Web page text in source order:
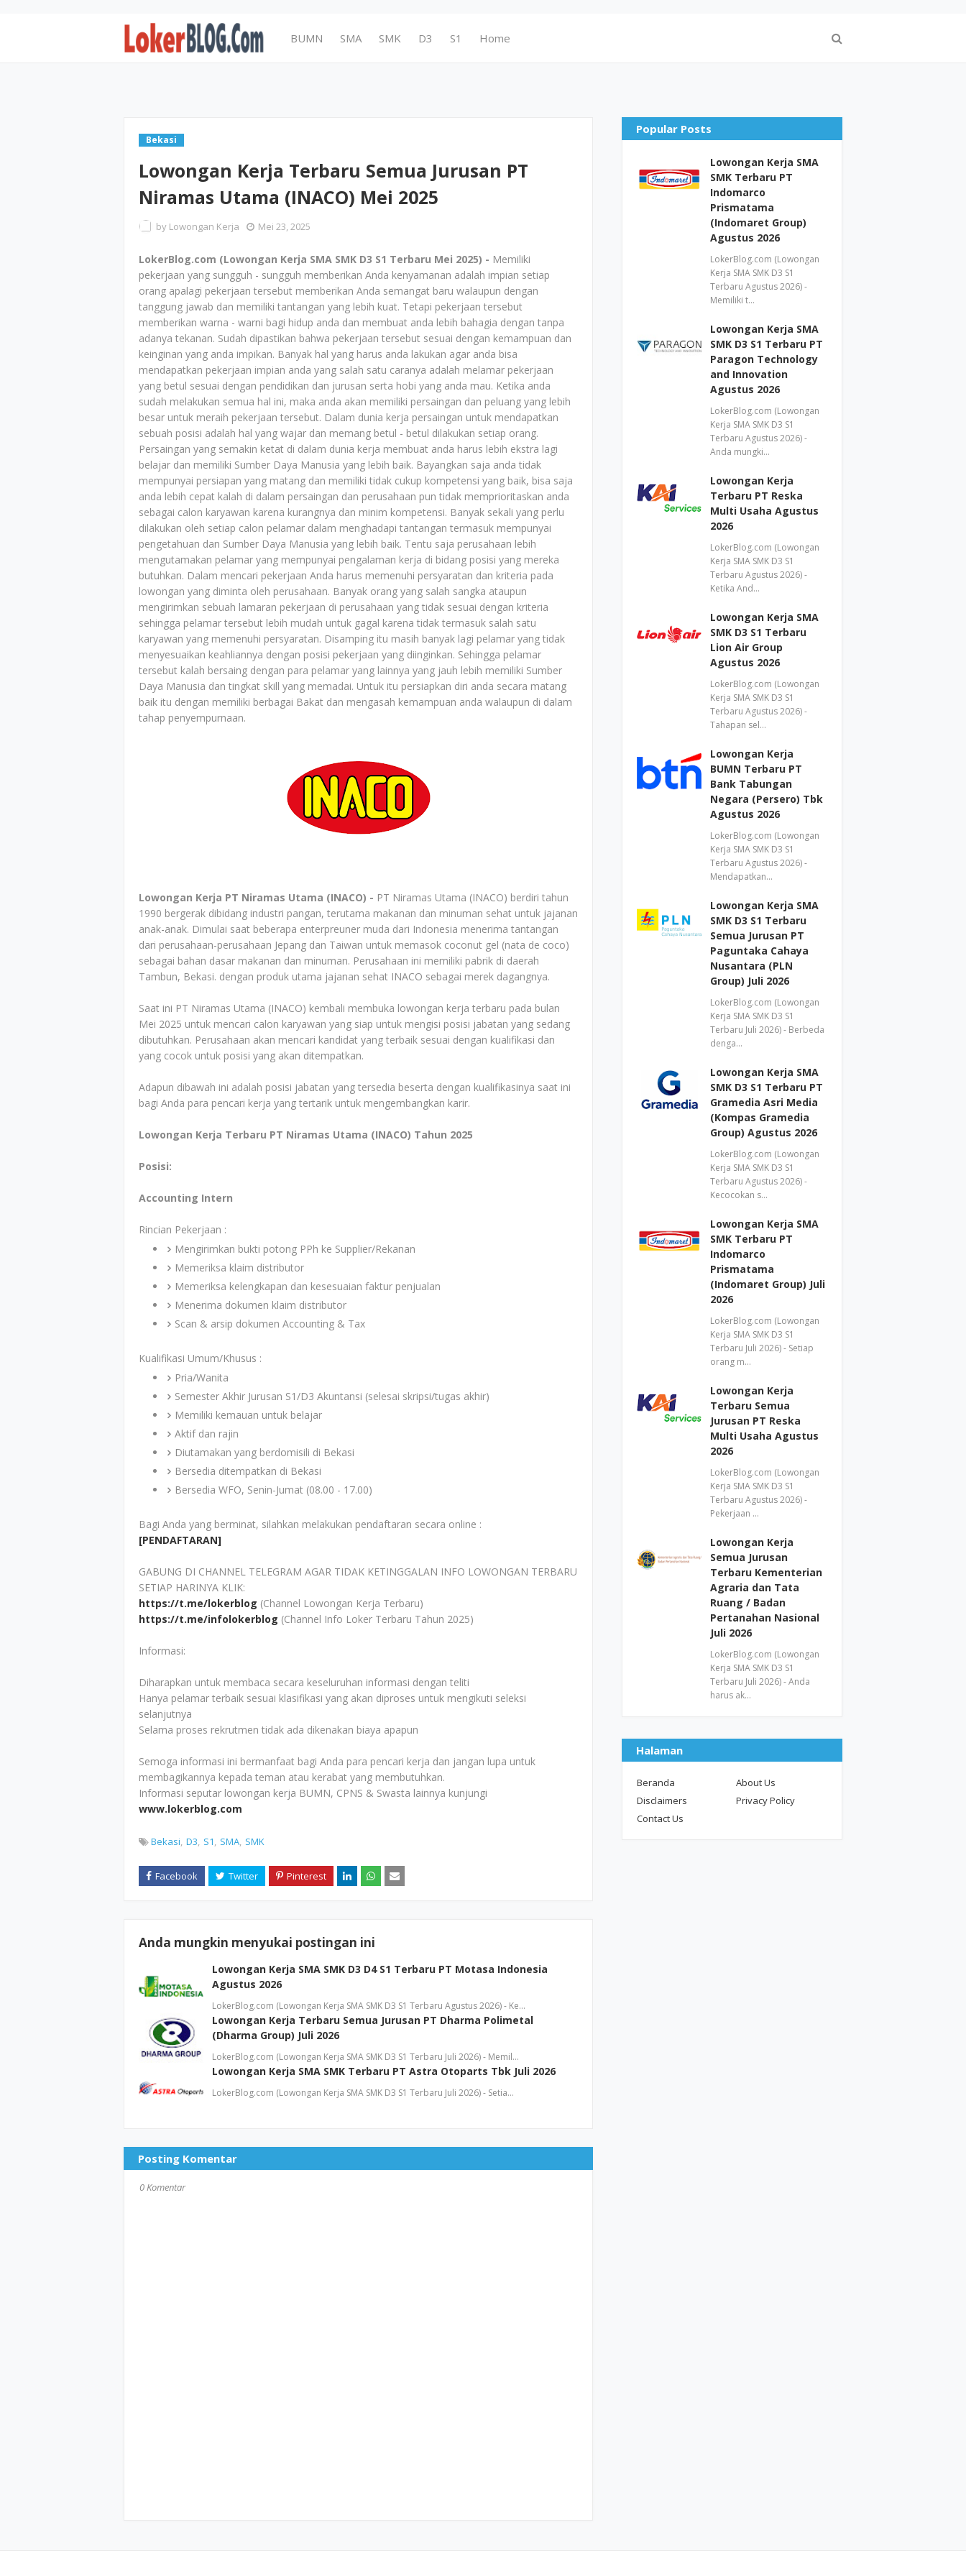
BUMN SMA SMK D3 S1 Home
Bekasi
Lowongan Kerja Terbaru Semua Jurusan PT
Niramas Utama (INACO) Mei 2025
by Lowongan Kerja Mei 23, 2025
LokerBlog.com (Lowongan Kerja SMA SMK D3 S1 Terbaru Mei 2025) - Memiliki
pekerjaan yang sungguh - sungguh memberikan Anda kenyamanan adalah impian setiap
orang apalagi pekerjaan tersebut memberikan Anda semangat baru walaupun dengan
tanggung jawab dan memiliki tantangan yang lebih kuat. Tetapi pekerjaan tersebut
memberikan warna - warni bagi hidup anda dan membuat anda lebih bahagia dengan tanpa
adanya tekanan. Sudah dipastikan bahwa pekerjaan tersebut sesuai dengan kemampuan dan
keinginan yang anda impikan. Banyak hal yang harus anda lakukan agar anda bisa
mendapatkan pekerjaan impian anda yang salah satu caranya adalah melamar pekerjaan
yang betul sesuai dengan pendidikan dan jurusan serta hobi yang anda mau. Ketika anda
sudah melakukan semua hal ini, maka anda akan memiliki persaingan dan peluang yang lebih
besar untuk meraih pekerjaan tersebut. Dalam dunia kerja persaingan untuk mendapatkan
sebuah posisi adalah hal yang wajar dan memang betul - betul dilakukan setiap orang.
Persaingan yang semakin ketat di dalam dunia kerja membuat anda harus lebih ekstra lagi
belajar dan memiliki Sumber Daya Manusia yang lebih baik. Bayangkan saja anda tidak
mempunyai persiapan yang matang dan memiliki tidak cukup kompetensi yang baik, bisa saja
anda lebih cepat kalah di dalam persaingan dan perusahaan pun tidak memprioritaskan anda
sebagai calon karyawan karena kurangnya dan minim kompetensi. Banyak sekali yang perlu
dilakukan oleh setiap calon pelamar dalam menghadapi tantangan termasuk mempunyai
pengetahuan dan Sumber Daya Manusia yang lebih baik. Tentu saja perusahaan lebih
mengutamakan pelamar yang mempunyai pengalaman kerja di bidang posisi yang mereka
butuhkan. Dalam mencari pekerjaan Anda harus memenuhi persyaratan dan kriteria pada
lowongan yang diminta oleh perusahaan. Banyak orang yang salah sangka ataupun
mengirimkan sebuah lamaran pekerjaan di perusahaan yang tidak sesuai dengan kriteria
sehingga pelamar tersebut lebih mudah untuk gagal karena tidak termasuk salah satu
karyawan yang memenuhi persyaratan. Disamping itu masih banyak lagi pelamar yang tidak
menyesuaikan keahliannya dengan posisi pekerjaan yang diinginkan. Sehingga pelamar
tersebut kalah bersaing dengan para pelamar yang lainnya yang jauh lebih memiliki Sumber
Daya Manusia dan tingkat skill yang memadai. Untuk itu persiapkan diri anda secara matang
baik itu dengan memiliki berbagai Bakat dan mengasah kemampuan anda walaupun di dalam
tahap penyempurnaan.
Lowongan Kerja PT Niramas Utama (INACO) - PT Niramas Utama (INACO) berdiri tahun
1990 bergerak dibidang industri pangan, terutama makanan dan minuman sehat untuk jajanan
anak-anak. Dimulai saat beberapa enterpreuner muda dari Indonesia menerima tantangan
dari perusahaan-perusahaan Jepang dan Taiwan untuk memasok coconut gel (nata de coco)
sebagai bahan dasar makanan dan minuman. Perusahaan ini memiliki pabrik di daerah
Tambun, Bekasi. dengan produk utama jajanan sehat INACO sebagai merek dagangnya.
Saat ini PT Niramas Utama (INACO) kembali membuka lowongan kerja terbaru pada bulan
Mei 2025 untuk mencari calon karyawan yang siap untuk mengisi posisi jabatan yang sedang
dibutuhkan. Perusahaan akan mencari kandidat yang terbaik sesuai dengan kualifikasi dan
yang cocok untuk posisi yang akan ditempatkan.
Adapun dibawah ini adalah posisi jabatan yang tersedia beserta dengan kualifikasinya saat ini
bagi Anda para pencari kerja yang tertarik untuk mengembangkan karir.
Lowongan Kerja Terbaru PT Niramas Utama (INACO) Tahun 2025
Posisi:
Accounting Intern
Rincian Pekerjaan :
Mengirimkan bukti potong PPh ke Supplier/Rekanan
Memeriksa klaim distributor
Memeriksa kelengkapan dan kesesuaian faktur penjualan
Menerima dokumen klaim distributor
Scan & arsip dokumen Accounting & Tax
Kualifikasi Umum/Khusus :
Pria/Wanita
Semester Akhir Jurusan S1/D3 Akuntansi (selesai skripsi/tugas akhir)
Memiliki kemauan untuk belajar
Aktif dan rajin
Diutamakan yang berdomisili di Bekasi
Bersedia ditempatkan di Bekasi
Bersedia WFO, Senin-Jumat (08.00 - 17.00)
Bagi Anda yang berminat, silahkan melakukan pendaftaran secara online :
[PENDAFTARAN]
GABUNG DI CHANNEL TELEGRAM AGAR TIDAK KETINGGALAN INFO LOWONGAN TERBARU
SETIAP HARINYA KLIK:
https://t.me/lokerblog (Channel Lowongan Kerja Terbaru)
https://t.me/infolokerblog (Channel Info Loker Terbaru Tahun 2025)
Informasi:
Diharapkan untuk membaca secara keseluruhan informasi dengan teliti
Hanya pelamar terbaik sesuai klasifikasi yang akan diproses untuk mengikuti seleksi
selanjutnya
Selama proses rekrutmen tidak ada dikenakan biaya apapun
Semoga informasi ini bermanfaat bagi Anda para pencari kerja dan jangan lupa untuk
membagikannya kepada teman atau kerabat yang membutuhkan.
Informasi seputar lowongan kerja BUMN, CPNS & Swasta lainnya kunjungi
www.lokerblog.com
Bekasi D3 S1 SMA SMK
Anda mungkin menyukai postingan ini
Lowongan Kerja SMA SMK D3 D4 S1 Terbaru PT Motasa Indonesia
Agustus 2026
LokerBlog.com (Lowongan Kerja SMA SMK D3 S1 Terbaru Agustus 2026) - Ke…
Lowongan Kerja Terbaru Semua Jurusan PT Dharma Polimetal
(Dharma Group) Juli 2026
LokerBlog.com (Lowongan Kerja SMA SMK D3 S1 Terbaru Juli 2026) - Memil…
Lowongan Kerja SMA SMK Terbaru PT Astra Otoparts Tbk Juli 2026
LokerBlog.com (Lowongan Kerja SMA SMK D3 S1 Terbaru Juli 2026) - Setia…
Posting Komentar
0 Komentar
Popular Posts
Lowongan Kerja SMA
SMK Terbaru PT
Indomarco
Prismatama
(Indomaret Group)
Agustus 2026
LokerBlog.com (Lowongan
Kerja SMA SMK D3 S1
Terbaru Agustus 2026) -
Memiliki t…
Lowongan Kerja SMA
SMK D3 S1 Terbaru PT
Paragon Technology
and Innovation
Agustus 2026
LokerBlog.com (Lowongan
Kerja SMA SMK D3 S1
Terbaru Agustus 2026) -
Anda mungki…
Lowongan Kerja
Terbaru PT Reska
Multi Usaha Agustus
2026
LokerBlog.com (Lowongan
Kerja SMA SMK D3 S1
Terbaru Agustus 2026) -
Ketika And…
Lowongan Kerja SMA
SMK D3 S1 Terbaru
Lion Air Group
Agustus 2026
LokerBlog.com (Lowongan
Kerja SMA SMK D3 S1
Terbaru Agustus 2026) -
Tahapan sel…
Lowongan Kerja
BUMN Terbaru PT
Bank Tabungan
Negara (Persero) Tbk
Agustus 2026
LokerBlog.com (Lowongan
Kerja SMA SMK D3 S1
Terbaru Agustus 2026) -
Mendapatkan…
Lowongan Kerja SMA
SMK D3 S1 Terbaru
Semua Jurusan PT
Paguntaka Cahaya
Nusantara (PLN
Group) Juli 2026
LokerBlog.com (Lowongan
Kerja SMA SMK D3 S1
Terbaru Juli 2026) - Berbeda
denga…
Lowongan Kerja SMA
SMK D3 S1 Terbaru PT
Gramedia Asri Media
(Kompas Gramedia
Group) Agustus 2026
LokerBlog.com (Lowongan
Kerja SMA SMK D3 S1
Terbaru Agustus 2026) -
Kecocokan s…
Lowongan Kerja SMA
SMK Terbaru PT
Indomarco
Prismatama
(Indomaret Group) Juli
2026
LokerBlog.com (Lowongan
Kerja SMA SMK D3 S1
Terbaru Juli 2026) - Setiap
orang m…
Lowongan Kerja
Terbaru Semua
Jurusan PT Reska
Multi Usaha Agustus
2026
LokerBlog.com (Lowongan
Kerja SMA SMK D3 S1
Terbaru Agustus 2026) -
Pekerjaan …
Lowongan Kerja
Semua Jurusan
Terbaru Kementerian
Agraria dan Tata
Ruang / Badan
Pertanahan Nasional
Juli 2026
LokerBlog.com (Lowongan
Kerja SMA SMK D3 S1
Terbaru Juli 2026) - Anda
harus ak…
Halaman
Beranda
About Us
Disclaimers
Privacy Policy
Contact Us